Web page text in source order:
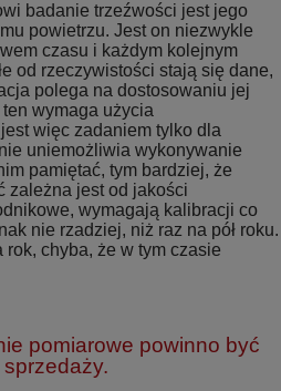
badanie trzeźwości jest jego
powietrzu. Jest on niezwykle
czasu i każdym kolejnym
od rzeczywistości stają się dane,
polega na dostosowaniu jej
wymaga użycia
więc zadaniem tylko dla
uniemożliwia wykonywanie
pamiętać, tym bardziej, że
zależna jest od jakości
wymagają kalibracji co
nie rzadziej, niż raz na pół roku.
chyba, że w tym czasie
pomiarowe powinno być